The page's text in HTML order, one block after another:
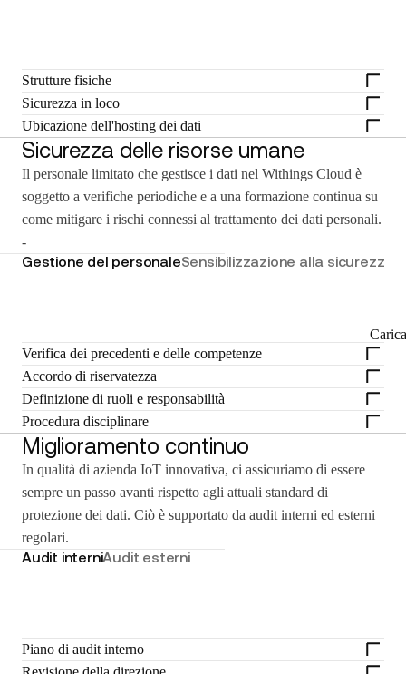
Strutture fisiche
Sicurezza in loco
Ubicazione dell'hosting dei dati
Sicurezza delle risorse umane
Il personale limitato che gestisce i dati nel Withings Cloud è
soggetto a verifiche periodiche e a una formazione continua su
come mitigare i rischi connessi al trattamento dei dati personali.
-
Gestione del personaleSensibilizzazione alla sicurezza
Verifica dei precedenti e delle competenze
Accordo di riservatezza
Definizione di ruoli e responsabilità
Procedura disciplinare
Miglioramento continuo
In qualità di azienda IoT innovativa, ci assicuriamo di essere
sempre un passo avanti rispetto agli attuali standard di
protezione dei dati. Ciò è supportato da audit interni ed esterni
regolari.
Audit interniAudit esterni
Piano di audit interno